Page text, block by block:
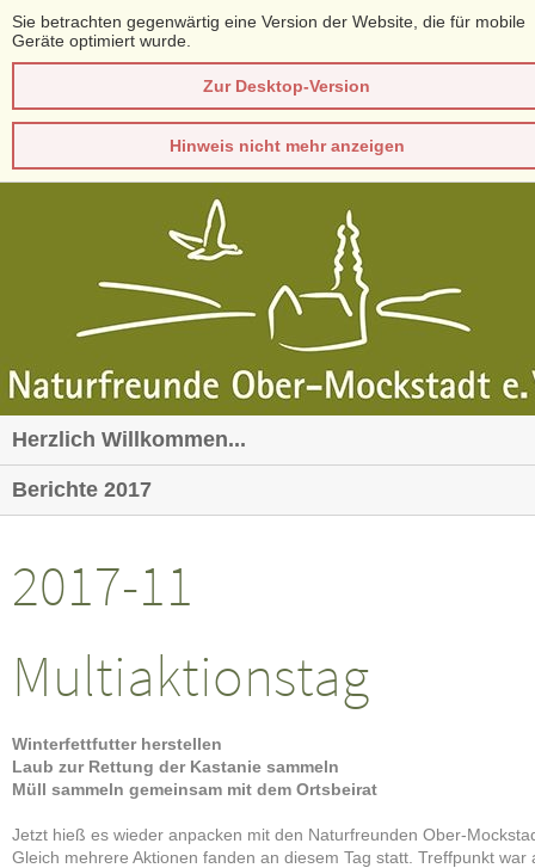
Sie betrachten gegenwärtig eine Version der Website, die für mobile
Geräte optimiert wurde.
Zur Desktop-Version
Hinweis nicht mehr anzeigen
Herzlich Willkommen...
Berichte 2017
2017-11
Multiaktionstag
Winterfettfutter herstellen
Laub zur Rettung der Kastanie sammeln
Müll sammeln gemeinsam mit dem Ortsbeirat
Jetzt hieß es wieder anpacken mit den Naturfreunden Ober-
Gleich mehrere Aktionen fanden an diesem Tag statt. Treffpunkt war